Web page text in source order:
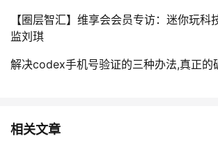
【圈层智汇】维享会会员专访：迷你玩科
监刘琪
解决codex手机号验证的三种办法,真正的
相关文章